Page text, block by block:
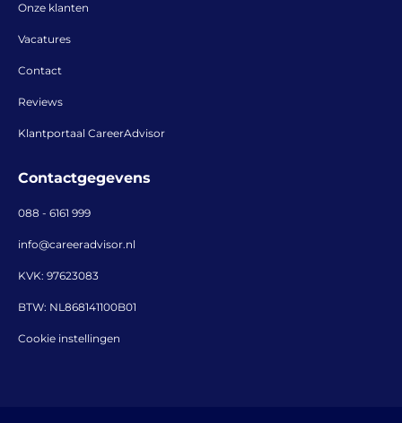
Onze klanten
Vacatures
Contact
Reviews
Klantportaal CareerAdvisor
Contactgegevens
088 - 6161 999
info@careeradvisor.nl
KVK: 97623083
BTW: NL868141100B01
Cookie instellingen